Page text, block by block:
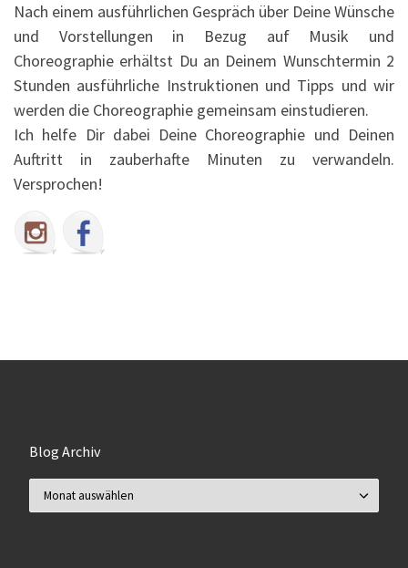
Nach einem ausführlichen Gespräch über Deine Wünsche
und Vorstellungen in Bezug auf Musik und
Choreographie erhältst Du an Deinem Wunschtermin 2
Stunden ausführliche Instruktionen und Tipps und wir
werden die Choreographie gemeinsam einstudieren.
Ich helfe Dir dabei Deine Choreographie und Deinen
Auftritt in zauberhafte Minuten zu verwandeln.
Versprochen!
Blog Archiv